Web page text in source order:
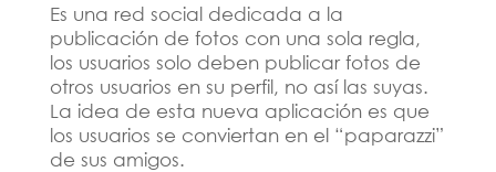
Es una red social dedicada a la
publicación de fotos con una sola regla,
los usuarios solo deben publicar fotos de
otros usuarios en su perfil, no así las suyas.
La idea de esta nueva aplicación es que
los usuarios se conviertan en el “paparazzi”
de sus amigos.